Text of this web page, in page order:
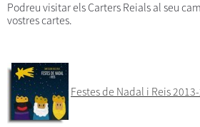
Podreu visitar els Carters Reials al seu
vostres cartes.
Festes de Nadal i Reis